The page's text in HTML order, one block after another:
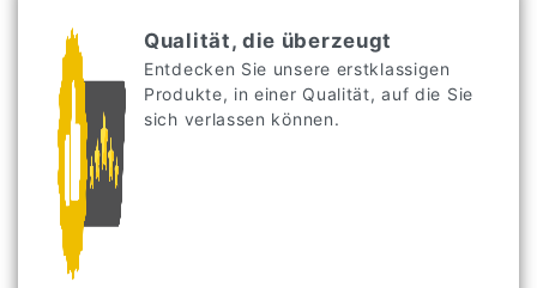
Qualität, die überzeugt
Entdecken Sie unsere erstklassigen
Produkte, in einer Qualität, auf die Sie
sich verlassen können.